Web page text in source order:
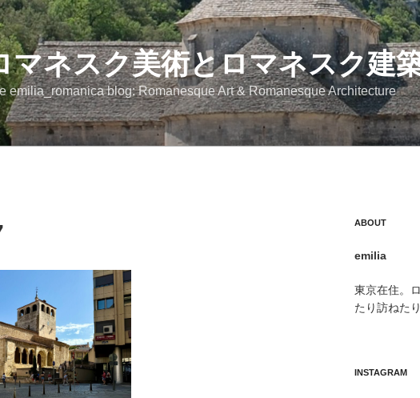
マネスク美術とロマネスク建
emilia_romanica blog: Romanesque Art & Romanesque Architecture
ABOUT
emilia
東京在住。
たり訪ねた
INSTAGRAM